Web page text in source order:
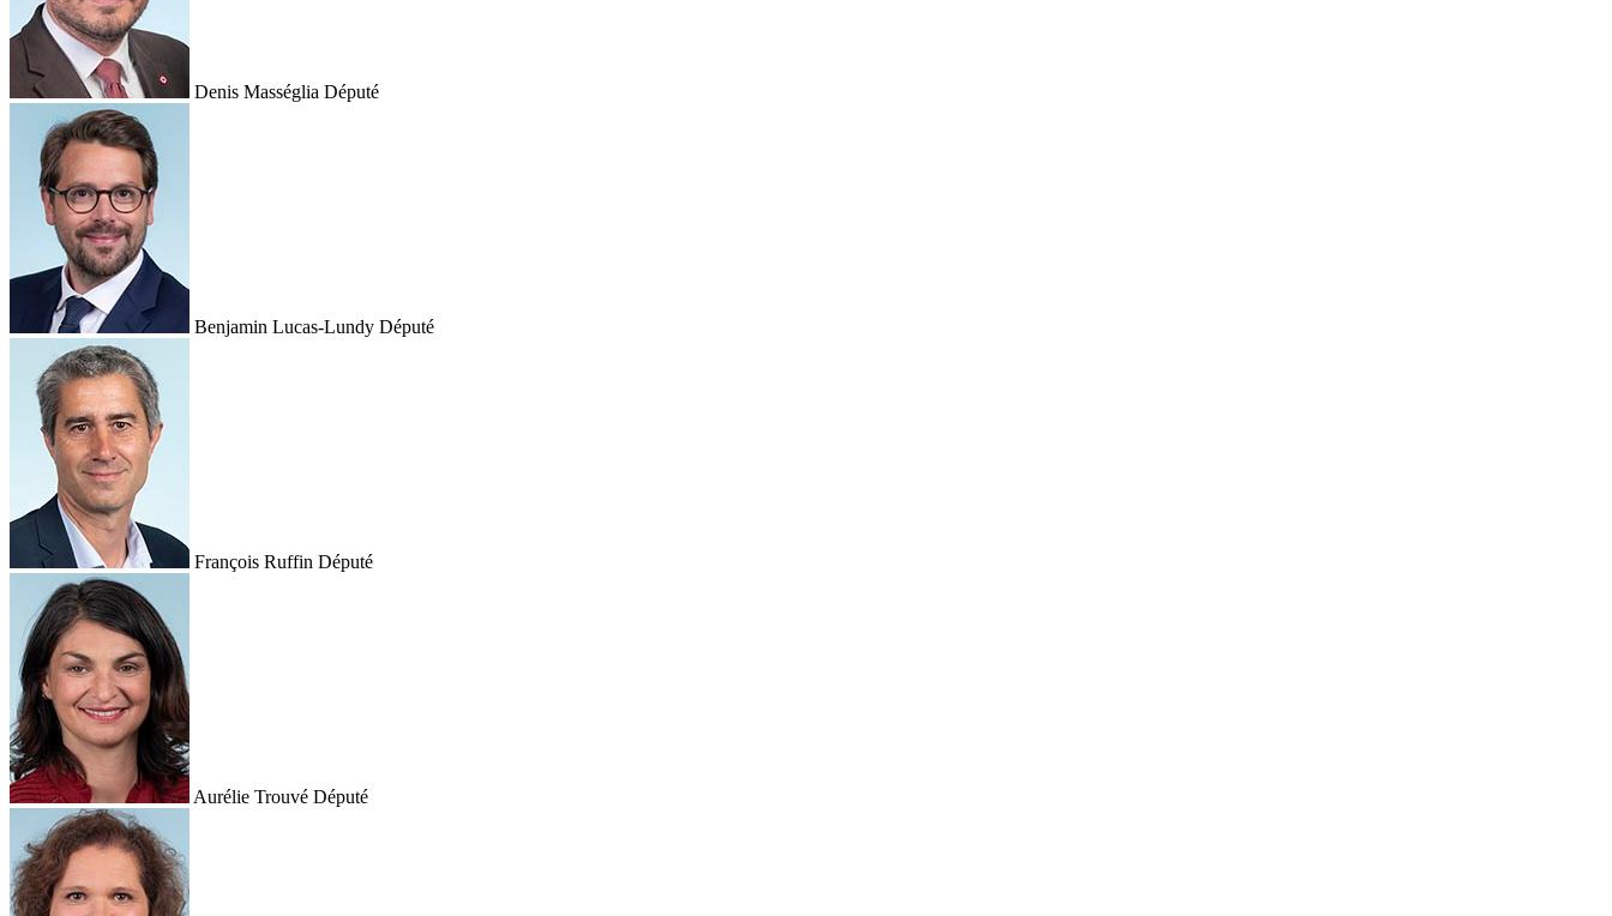
Denis Masséglia Député
Benjamin Lucas-Lundy Député
François Ruffin Député
Aurélie Trouvé Député